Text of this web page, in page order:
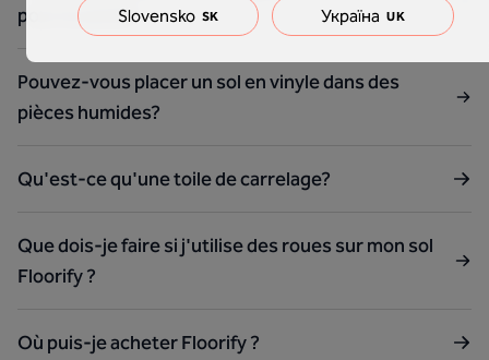
pour la santé?
Pouvez-vous placer un sol en vinyle dans des
pièces humides?
Qu'est-ce qu'une toile de carrelage?
Que dois-je faire si j'utilise des roues sur mon sol
Floorify ?
Où puis-je acheter Floorify ?
Slovensko SK Україна UK